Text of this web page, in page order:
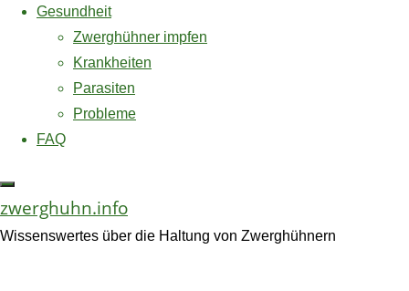
Gesundheit
Zwerghühner impfen
Krankheiten
Parasiten
Probleme
FAQ
zwerghuhn.info
Wissenswertes über die Haltung von Zwerghühnern
für
Stall
Auslauf
Buchtipp
Zuletzt aktualisiert
-Anzeige-